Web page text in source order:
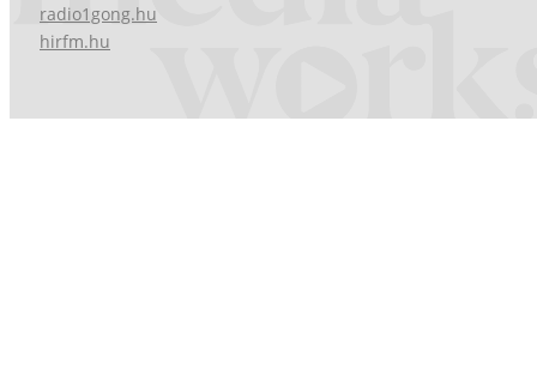
radio1gong.hu
hirfm.hu